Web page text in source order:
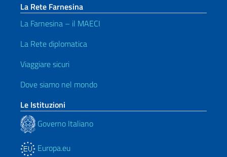
La Rete Farnesina
La Farnesina – il MAECI
La Rete diplomatica
Viaggiare sicuri
Dove siamo nel mondo
Le Istituzioni
Governo Italiano
Europa.eu